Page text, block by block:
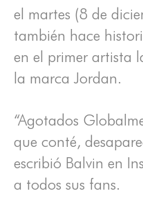
el martes (8 de
también hace
en el primer artista
la marca Jordan.
“Agotados
que conté,
escribió Balvin en
a todos sus fans.